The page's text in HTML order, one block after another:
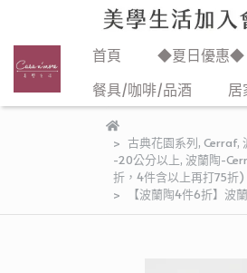
首頁 ◆夏日優惠◆
餐具/咖啡/品酒
古典花園系列, Cerraf,
-20公分以上, 波蘭陶-
折，4件含以上再打75折)
【波蘭陶4件6折】波